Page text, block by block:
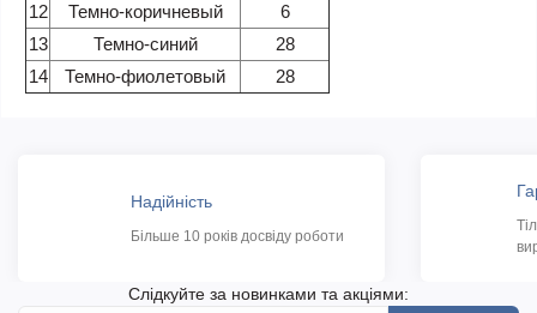
12
Темно-коричневый
6
13
Темно-синий
28
14
Темно-фиолетовый 28
Надійність
Більше 10 років досвіду роботи
Слідкуйте за новинками та акціями: